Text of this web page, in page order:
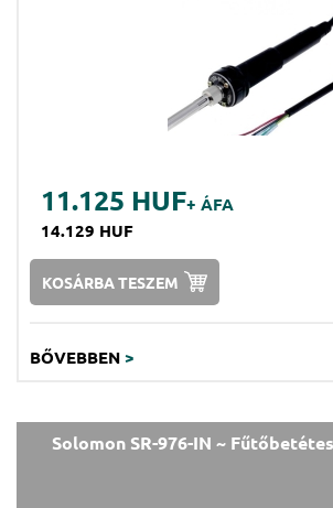
11.125 HUF+ ÁFA
14.129 HUF
KOSÁRBA TESZEM
BŐVEBBEN >
Solomon SR-976-IN ~